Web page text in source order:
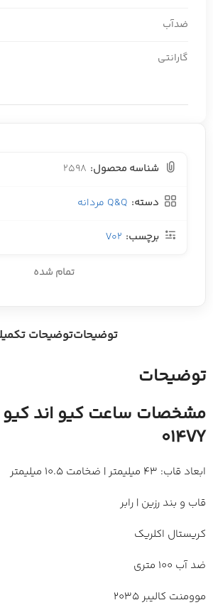
ضدآب
گارانتی
شناسه محصول: 2598
دسته: Q&Q مردانه
برچسب: V02
تمام شده
توضیحاتتوضیحات
توضیحات
014VY
ابعاد قاب: 43 میلیمتر | ضخامت 10.5 میلیمتر
قاب و بند رزین | رابر
کریستال اکلریک
ضد آب 100 متری
موومنت کالیبر 2035